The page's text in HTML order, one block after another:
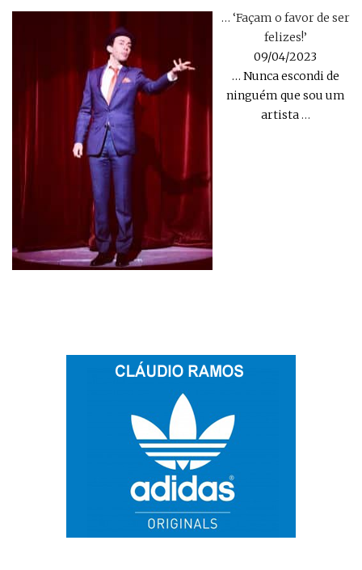
… ‘Façam o favor de ser
felizes!’
09/04/2023
… Nunca escondi de
ninguém que sou um
artista …